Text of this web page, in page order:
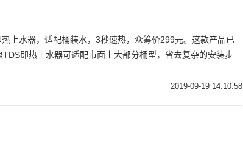
上水器，适配桶装水，3秒速热，众筹价299元。这款产品已
即热上水器可适配市面上大部分桶型，省去复杂的安装步
2019-09-19 14:10:58